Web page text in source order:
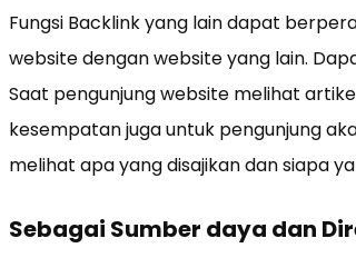
Fungsi Backlink yang lain dapat
website dengan website yang lain.
Saat pengunjung website melihat
kesempatan juga untuk pengunjung
melihat apa yang disajikan dan siapa
Sebagai Sumber daya dan